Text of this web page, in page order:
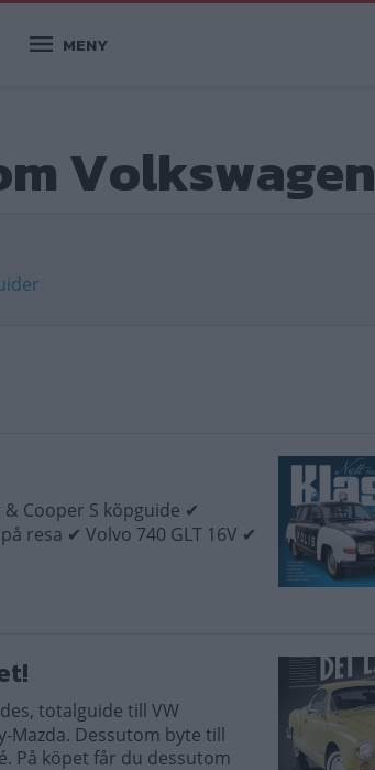
MENY
Volkswagen
Cooper S köpguide ✔
resa ✔ Volvo 740 GLT 16V ✔
totalguide till VW
Mazda. Dessutom byte till
På köpet får du dessutom